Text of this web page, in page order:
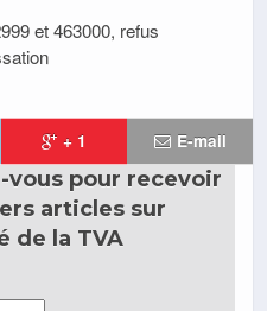
et 463000, refus
+ 1 E-mail
vous pour recevoir
articles sur
de la TVA